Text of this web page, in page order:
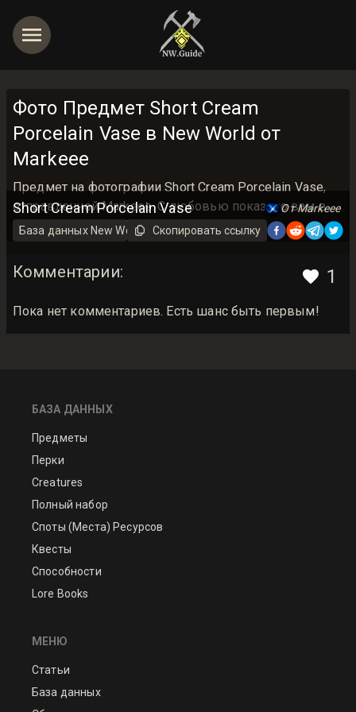
Фото Предмет Short Cream
Porcelain Vase в New World от
Markeee
Предмет на фотографии Short Cream Porcelain Vase,
отправленной Markeee. С любовью показано вам в
базе данных New World Guide <3
1
Short Cream Porcelain Vase
От Markeee
База данных New World на русскомПредмет
Скопировать ссылку
Комментарии:
Пока нет комментариев. Есть шанс быть первым!
БАЗА ДАННЫХ
Предметы
Перки
Creatures
Полный набор
Споты (Места) Ресурсов
Квесты
Способности
Lore Books
МЕНЮ
Статьи
База данных